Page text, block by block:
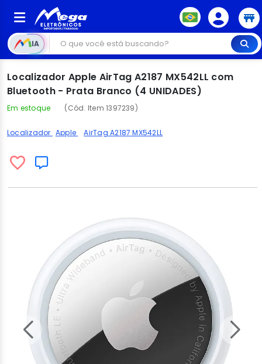
IA
Localizador Apple AirTag A2187 MX542LL com
Bluetooth - Prata Branco (4 UNIDADES)
Em estoque (Cód. Item 1397239)
Localizador Apple AirTag A2187 MX542LL